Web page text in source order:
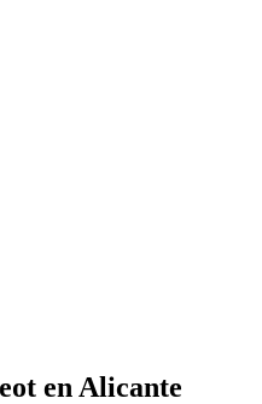
en Alicante